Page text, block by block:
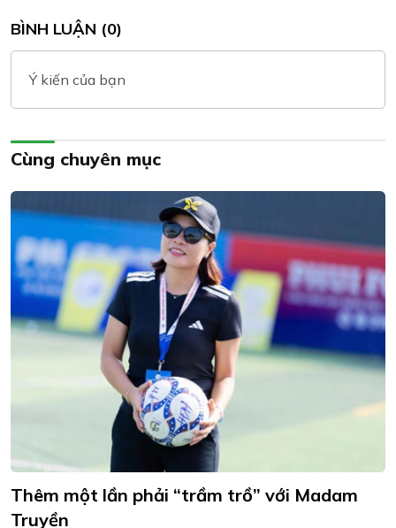
BÌNH LUẬN (0)
Ý kiến của bạn
Cùng chuyên mục
Thêm một lần phải “trầm trồ” với Madam
Truyền